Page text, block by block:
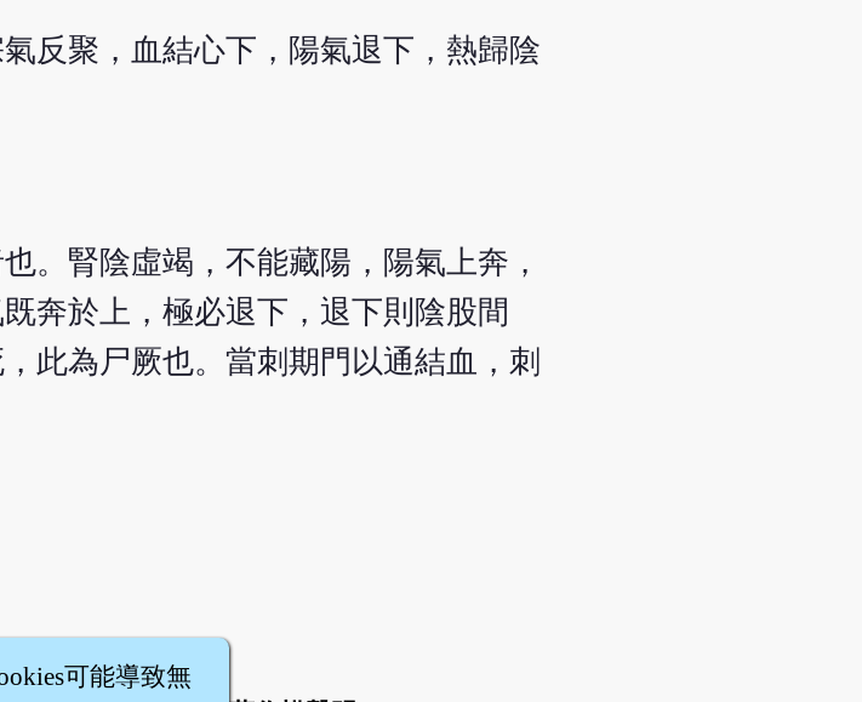
反聚，血結心下，陽氣退下，熱歸陰
。腎陰虛竭，不能藏陽，陽氣上奔，
奔於上，極必退下，退下則陰股間
此為尸厥也。當刺期門以通結血，刺
可能導致無